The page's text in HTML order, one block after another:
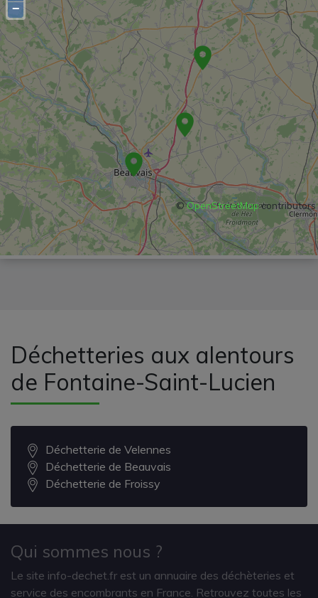
−
©OpenStreetMapcontributors
Déchetteries aux alentours
de Fontaine-Saint-Lucien
Déchetterie de Velennes
Déchetterie de Beauvais
Déchetterie de Froissy
Qui sommes nous ?
Le site info-dechet.fr est un annuaire des déchèteries et
service des encombrants en France. Retrouvez toutes les